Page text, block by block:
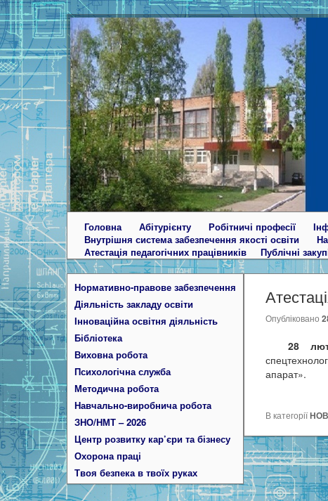
Головна Абітурієнту Робітничі професії
Внутрішня система забезпечення якості освіти
Атестація педагогічних працівників
Публічні
Нормативно-правове забезпечення
Діяльність закладу освіти
Інноваційна освітня діяльність
Бібліотека
Виховна робота
Психологічна служба
Методична робота
Навчально-виробнича робота
ЗНО/НМТ – 2026
Центр розвитку кар’єри та бізнесу
Охорона праці
Твоя безпека в твоїх руках
Опубліковано
28
апарат».
В категорії